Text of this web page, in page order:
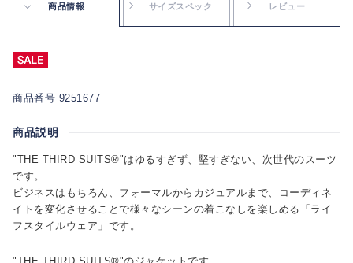
商品情報 サイズスペック レビュー
商品番号 9251677
商品説明
"THE THIRD SUITS®"はゆるすぎず、堅すぎない、次世代のスーツ
です。
ビジネスはもちろん、フォーマルからカジュアルまで、コーディネ
イトを変化させることで様々なシーンの着こなしを楽しめる「ライ
フスタイルウェア」です。
"THE THIRD SUITS®"のジャケットです。